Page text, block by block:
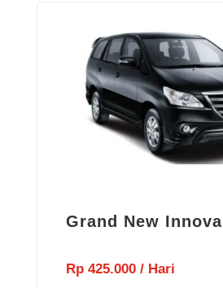
Grand New Innova
Rp 425.000 / Hari